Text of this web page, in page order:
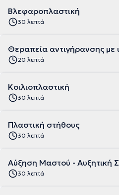
Βλεφαροπλαστική
30 λεπτά
Θεραπεία αντιγήρανσης με
20 λεπτά
Κοιλιοπλαστική
30 λεπτά
Πλαστική στήθους
30 λεπτά
Αύξηση Μαστού - Αυξητική
30 λεπτά